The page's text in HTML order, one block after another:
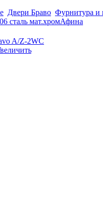
Двери Браво Фурнитура и
сталь мат.хромАфина